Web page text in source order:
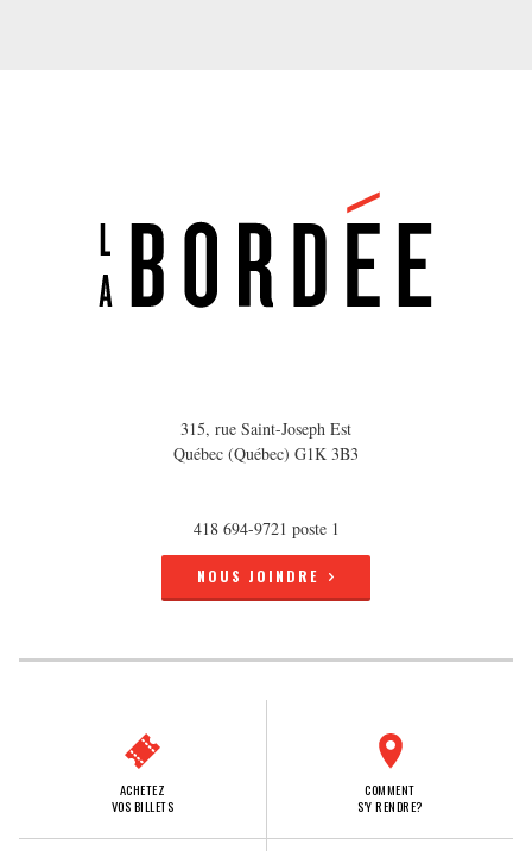
315, rue Saint-Joseph Est
Québec (Québec) G1K 3B3
418 694-9721 poste 1
NOUS JOINDRE
ACHETEZ
VOS BILLETS
COMMENT
S'Y RENDRE?